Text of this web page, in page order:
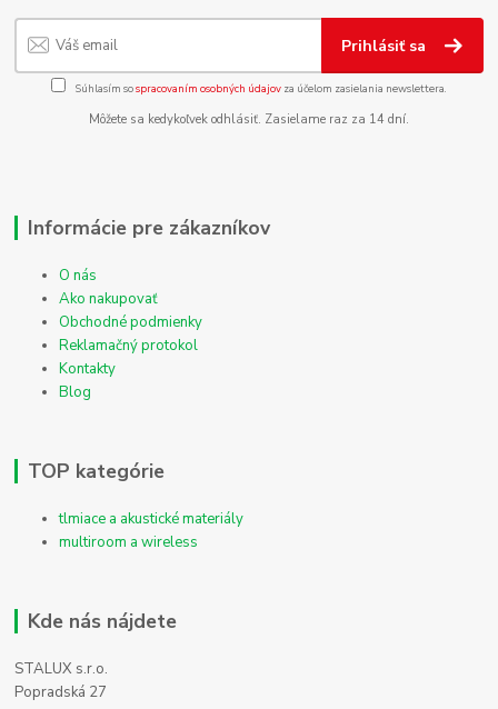
Prihlásiť sa
Súhlasím sospracovaním osobných údajov za účelom zasielania newslettera.
Môžete sa kedykoľvek odhlásiť. Zasielame raz za 14 dní.
Informácie pre zákazníkov
O nás
Ako nakupovať
Obchodné podmienky
Reklamačný protokol
Kontakty
Blog
TOP kategórie
tlmiace a akustické materiály
multiroom a wireless
Kde nás nájdete
STALUX s.r.o.
Popradská 27